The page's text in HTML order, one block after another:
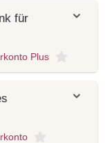
für
Plus